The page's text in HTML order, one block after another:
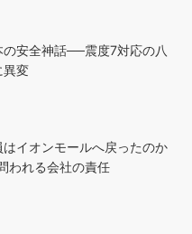
安全神話──震度7対応の八
異変
イオンモールへ戻ったのか
われる会社の責任